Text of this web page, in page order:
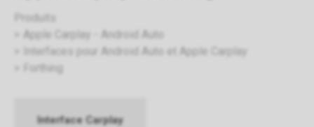
Produits
Apple Carplay - Android Auto
Interfaces pour Android Auto et Apple Carplay
Forthing
Interface Carplay